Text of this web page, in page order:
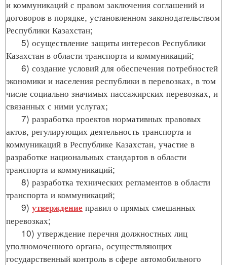
и коммуникаций с правом заключения соглашений и
договоров в порядке, установленном законодательством
Республики Казахстан;
5) осуществление защиты интересов Республики
Казахстан в области транспорта и коммуникаций;
6) создание условий для обеспечения потребностей
экономики и населения республики в перевозках, в том
числе социально значимых пассажирских перевозках, и
связанных с ними услугах;
7) разработка проектов нормативных правовых
актов, регулирующих деятельность транспорта и
коммуникаций в Республике Казахстан, участие в
разработке национальных стандартов в области
транспорта и коммуникаций;
8) разработка технических регламентов в области
транспорта и коммуникаций;
9) утверждение правил о прямых смешанных
перевозках;
10) утверждение перечня должностных лиц
уполномоченного органа, осуществляющих
государственный контроль в сфере автомобильного